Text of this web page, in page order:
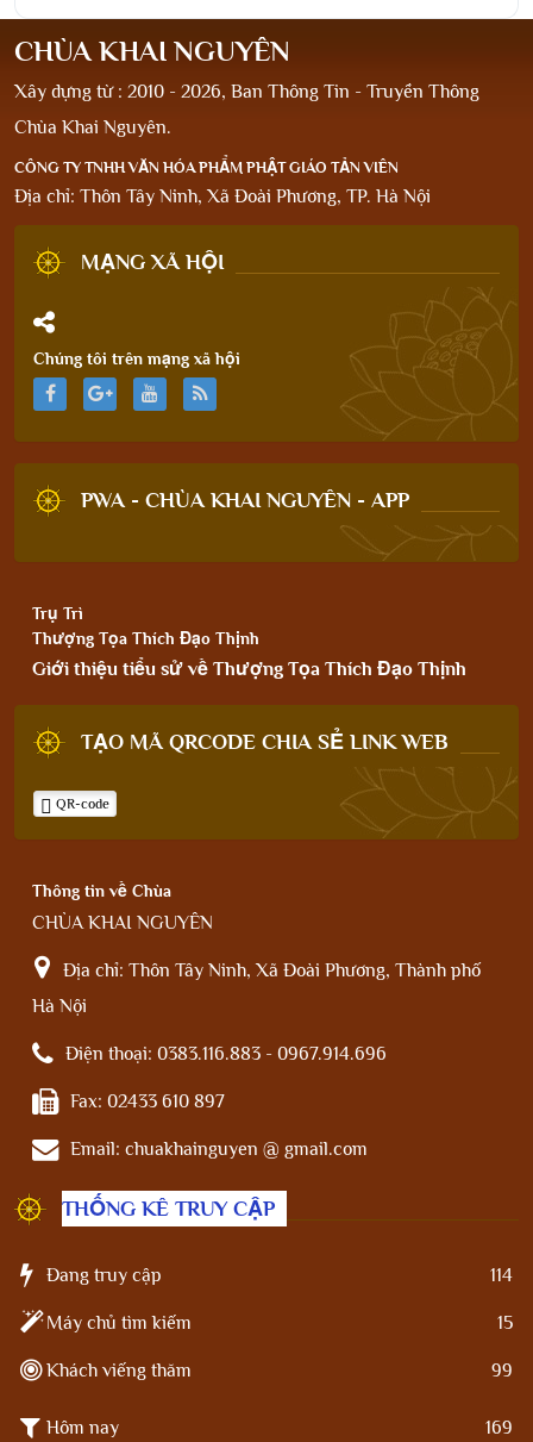
CHÙA KHAI NGUYÊN
Xây dựng từ : 2010 - 2026, Ban Thông Tin - Truyền Thông
Chùa Khai Nguyên.
CÔNG TY TNHH VĂN HÓA PHẨM PHẬT GIÁO TẢN VIÊN
Địa chỉ: Thôn Tây Ninh, Xã Đoài Phương, TP. Hà Nội
MẠNG XÃ HỘI
Chúng tôi trên mạng xã hội
PWA - CHÙA KHAI NGUYÊN - APP
Trụ Trì
Thượng Tọa Thích Đạo Thịnh
Giới thiệu tiểu sử về Thượng Tọa Thích Đạo Thịnh
TẠO MÃ QRCODE CHIA SẺ LINK WEB
QR-code
Thông tin về Chùa
CHÙA KHAI NGUYÊN
Địa chỉ: Thôn Tây Ninh, Xã Đoài Phương, Thành phố
Hà Nội
Điện thoại: 0383.116.883 - 0967.914.696
Fax: 02433 610 897
Email: chuakhainguyen @ gmail.com
THỐNG KÊ TRUY CẬP
Đang truy cập 114
Máy chủ tìm kiếm 15
Khách viếng thăm 99
Hôm nay 169